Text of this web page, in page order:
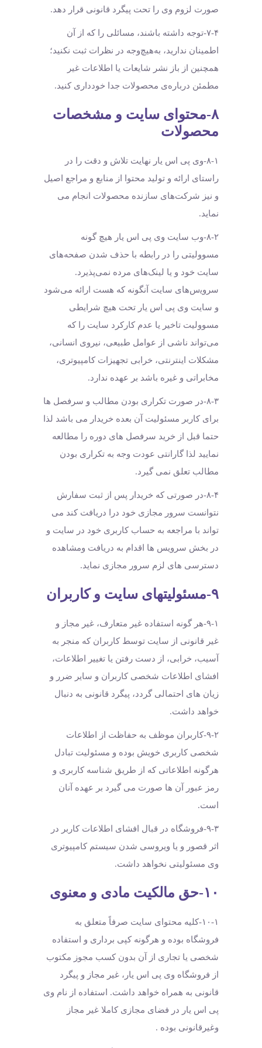
صورت لزوم وی را تحت پیگرد قانونی قرار دهد.
۷-۴-توجه داشته باشند، مسائلی را که از آن
اطمینان ندارید، به‌هیچ‌وجه در نظرات ثبت نکنید؛
همچنین از باز نشر شایعات یا اطلاعات غیر
مطمئن درباره‌ی محصولات جدا خودداری کنید.
۸-محتوای سایت و مشخصات
محصولات
۸-۱-وی پی اس یار نهایت تلاش و دقت را در
راستای ارائه و تولید محتوا از منابع و مراجع اصیل
و نیز شرکت‏‌های سازنده محصولات انجام می
نماید.
۸-۲-وب ‏‌سایت وی پی اس یار هیچ گونه
مسوولیتی را در رابطه با حذف شدن صفحه‏‌های
سایت خود و یا لینک‏‌های مرده نمی‌‏پذیرد.
سروﻳس‌‏های سایت آن‏گونه که هست ارائه می‏‌شود
و سایت وی پی اس یار تحت هیچ شرایطی
مسوولیت تاخیر یا عدم کارکرد سایت را که
می‌تواند ناشى از عوامل طبیعى، نیروى انسانی،
مشکلات اینترنتى، خرابی تجهیزات کامپیوترى،
مخابراتى و غیره باشد بر عهده ندارد.
۸-۳-در صورت تکراری بودن مطالب و سرفصل ها
برای کاربر مسئولیت آن بعده خریدار می باشد لذا
حتما قبل از خرید سرفصل های دوره را مطالعه
نمایید لذا گارانتی عودت وجه به تکراری بودن
مطالب تعلق نمی گیرد.
۸-۴-در صورتی که خریدار پس از ثبت سفارش
نتوانست سرور مجازی خود درا دریافت کند می
تواند با مراجعه به حساب کاربری خود در سایت و
در بخش سرویس ها اقدام به دریافت ومشاهده
دسترسی های لزم سرور مجازی نماید.
۹-مسئولیتهای سایت و کاربران
۹-۱-هر گونه استفاده غیر متعارف، غیر مجاز و
غیر قانونی از سایت توسط کاربران که منجر به
آسیب، خرابی، از دست رفتن یا تغییر اطلاعات،
افشای اطلاعات شخصی کاربران و سایر ضرر و
زیان های احتمالی گردد، پیگرد قانونی به دنبال
خواهد داشت.
۹-۲-کاربران موظف به حفاظت از اطلاعات
شخصی کاربری خویش بوده و مسئولیت تبادل
هرگونه اطلاعاتی که از طریق شناسه کاربری و
رمز عبور آن ها صورت می گیرد بر عهده آنان
است.
۹-۳-فروشگاه در قبال افشای اطلاعات کاربر در
اثر قصور و یا ویروسی شدن سیستم کامپیوتری
وی مسئولیتی نخواهد داشت.
۱۰-حق مالکیت مادی و معنوی
۱۰-۱-کلیه محتوای سایت صرفاً متعلق به
فروشگاه بوده و هرگونه کپی برداری و استفاده
شخصی یا تجاری از آن بدون کسب مجوز مکتوب
از فروشگاه وی پی اس یار، غیر مجاز و پیگرد
قانونی به همراه خواهد داشت. استفاده از نام وی
پی اس یار در فضای مجازی کاملا غیر مجاز
وغیرقانونی بوده .